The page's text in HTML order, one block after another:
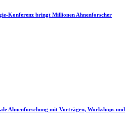
Konferenz bringt Millionen Ahnenforscher
Ahnenforschung mit Vorträgen, Workshops und